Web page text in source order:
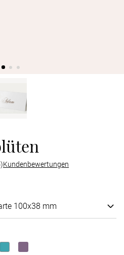
Kundenbewertungen
100x38 mm